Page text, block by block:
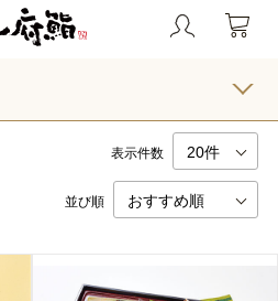
表示件数
並び順